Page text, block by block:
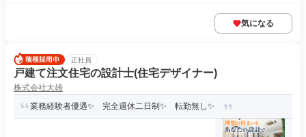
気になる
正社員
戸建て注文住宅の設計士(住宅デザイナー)
株式会社大雄
業務経験者優遇✨ 完全週休二日制✨ 転勤無し✨